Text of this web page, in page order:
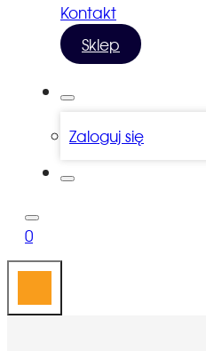
Kontakt
Sklep
Zaloguj się
0